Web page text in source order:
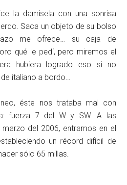
la damisela con una sonrisa
Saca un objeto de su bolso
me ofrece… su caja de
qué le pedí, pero miremos el
hubiera logrado eso si no
italiano a bordo…
éste nos trataba mal con
fuerza 7 del W y SW. A las
del 2006, entramos en el
un récord difícil de
sólo 65 millas.